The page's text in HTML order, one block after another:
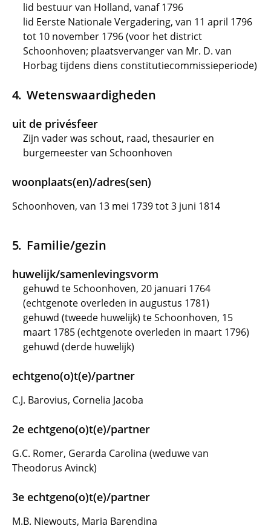
lid bestuur van Holland, vanaf 1796
lid Eerste Nationale Vergadering, van 11 april 1796
tot 10 november 1796 (voor het district
Schoonhoven; plaatsvervanger van Mr. D. van
Horbag tijdens diens constitutiecommissieperiode)
Wetenswaardigheden
uit de privésfeer
Zijn vader was schout, raad, thesaurier en
burgemeester van Schoonhoven
woonplaats(en)/adres(sen)
Schoonhoven, van 13 mei 1739 tot 3 juni 1814
Familie/gezin
huwelijk/samenlevingsvorm
gehuwd te Schoonhoven, 20 januari 1764
(echtgenote overleden in augustus 1781)
gehuwd (tweede huwelijk) te Schoonhoven, 15
maart 1785 (echtgenote overleden in maart 1796)
gehuwd (derde huwelijk)
echtgeno(o)t(e)/partner
C.J. Barovius, Cornelia Jacoba
2e echtgeno(o)t(e)/partner
G.C. Romer, Gerarda Carolina (weduwe van
Theodorus Avinck)
3e echtgeno(o)t(e)/partner
M.B. Niewouts, Maria Barendina